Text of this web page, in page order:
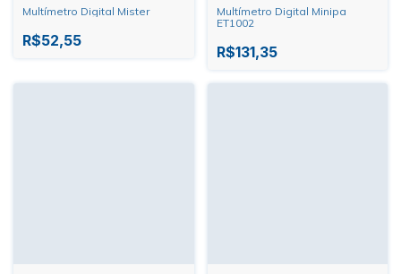
Multímetro Digital Mister
R$52,55
Multímetro Digital Minipa
ET1002
R$131,35